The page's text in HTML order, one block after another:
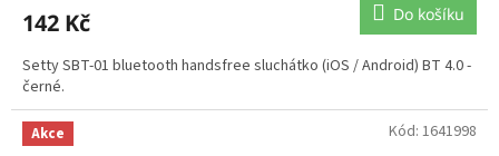
142 Kč Do košíku
Setty SBT-01 bluetooth handsfree sluchátko (iOS / Android) BT 4.0 -
černé.
Akce Kód: 1641998